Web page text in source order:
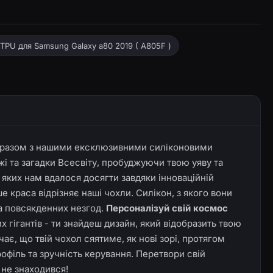
для Samsung Galaxy a80 2019 ( A805F )
з нашими ексклюзивними силіконовими
та загадки Всесвіту, пробуджуючи твою уяву та
нам вдалося досягти завдяки інноваційній
відрізняє наші чохли. Силікон, з якого вони
повсякденних незгод. Персоналізуй свій космос
гігантів - ти знайдеш дизайн, який відобразить твою
що твій чохол сяятиме, як нові зорі, протягом
та зручність керування. Перетвори свій
знаходився!